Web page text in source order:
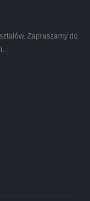
Zapraszamy do